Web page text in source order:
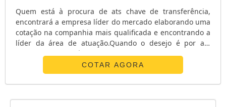
Quem está à procura de ats chave de transferência,
encontrará a empresa líder do mercado elaborando uma
cotação na companhia mais qualificada e encontrando a
líder da área de atuação.Quando o desejo é por ats
chave de transferência, com os profissionais da E. C. A.
Equipamentos Eletrônicos o cliente receberá
assertividade com pagamento acessível.UM POUCO MAIS
SOBRE ATS CHAVE DE TRANSFERÊNCIAA E. C. A.
COTAR AGORA